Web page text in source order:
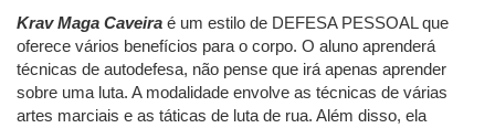
Krav Maga Caveira é um estilo de DEFESA PESSOAL que
oferece vários benefícios para o corpo. O aluno aprenderá
técnicas de autodefesa, não pense que irá apenas aprender
sobre uma luta. A modalidade envolve as técnicas de várias
artes marciais e as táticas de luta de rua. Além disso, ela